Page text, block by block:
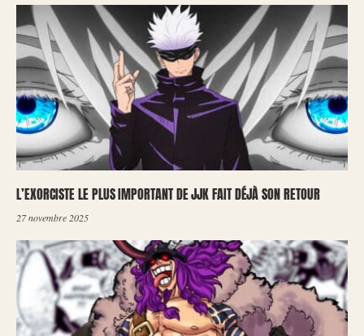
L’EXORCISTE LE PLUS IMPORTANT DE JJK FAIT DÉJÀ SON RETOUR
27 novembre 2025